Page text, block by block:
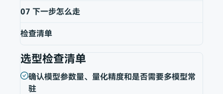
07 下一步怎么走
检查清单
选型检查清单
确认模型参数量、量化精度和是否需要多模型常
驻